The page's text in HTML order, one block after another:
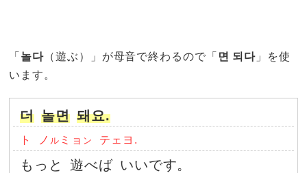
「 놀다 （遊ぶ）」が母音で終わるので「 면 되다 」を使
います。
더 놀면 돼요.
ト ノ ル ミョ ン テェヨ.
もっと 遊べば いいです。